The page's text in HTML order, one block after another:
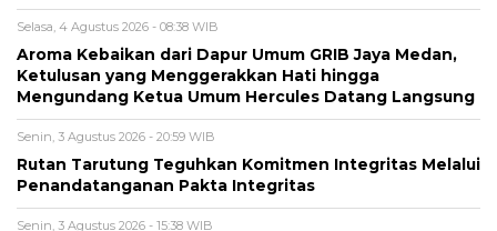
Selasa, 4 Agustus 2026 - 08:38 WIB
Aroma Kebaikan dari Dapur Umum GRIB Jaya Medan,
Ketulusan yang Menggerakkan Hati hingga
Mengundang Ketua Umum Hercules Datang Langsung
Senin, 3 Agustus 2026 - 20:59 WIB
Rutan Tarutung Teguhkan Komitmen Integritas Melalui
Penandatanganan Pakta Integritas
Senin, 3 Agustus 2026 - 15:38 WIB